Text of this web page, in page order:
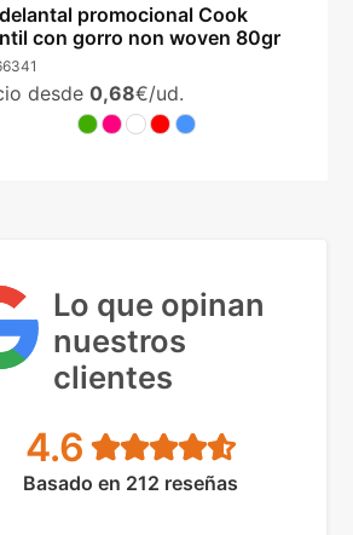
promocional Cook
con gorro non woven 80gr
desde 0,68€/ud.
Lo que opinan
nuestros
clientes
4.6
Basado en 212 reseñas